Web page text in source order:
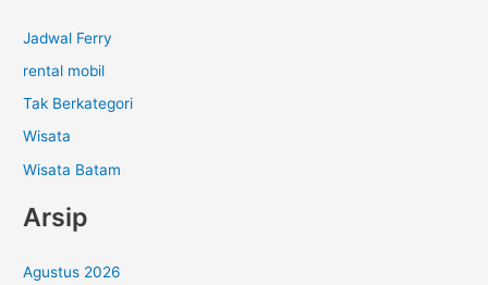
Jadwal Ferry
rental mobil
Tak Berkategori
Wisata
Wisata Batam
Arsip
Agustus 2026